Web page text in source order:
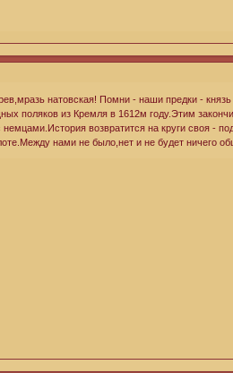
натовская! Помни - наши предки -
поляков из Кремля в 1612м году.Этим
возвратится на круги своя -
нами не было,нет и не будет ничего